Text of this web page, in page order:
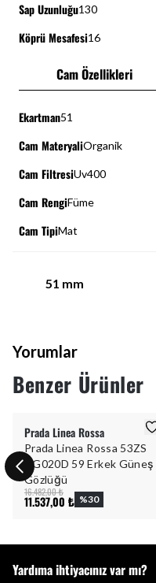
Sap Uzunluğu130
Köprü Mesafesi16
Cam Özellikleri
Ekartman51
Cam MateryaliOrganik
Cam FiltresiUv400
Cam RengiFüme
Cam TipiMat
51 mm
Yorumlar
Benzer Ürünler
Prada Linea Rossa
Prada Linea Rossa 53ZS
DG020D 59 Erkek Güneş
Gözlüğü
16.482,00 ₺
11.537,00 ₺ %30
Yardıma ihtiyacınız var mı?